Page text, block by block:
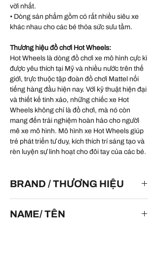
vời nhất.
• Dòng sản phẩm gồm có rất nhiều siêu xe
khác nhau cho các bé thỏa sức sưu tầm.
Thương hiệu đồ chơi Hot Wheels:
Hot Wheels là dòng đồ chơi xe mô hình cực kì
được yêu thích tại Mỹ và nhiều nước trên thế
giới, trực thuộc tập đoàn đồ chơi Mattel nổi
tiếng hàng đầu hiện nay. Với kỹ thuật hiện đại
và thiết kế tinh xảo, những chiếc xe Hot
Wheels không chỉ là đồ chơi, mà nó còn
mang đến trải nghiệm hoàn hảo cho người
mê xe mô hình. Mô hình xe Hot Wheels giúp
trẻ phát triển tư duy, kích thích trí sáng tạo và
rèn luyện sự linh hoạt cho đôi tay của các bé.
BRAND / THƯƠNG HIỆU
NAME/ TÊN